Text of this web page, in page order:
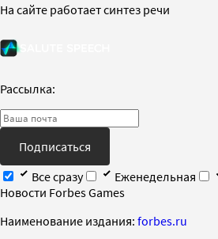
На сайте работает синтез речи
Рассылка:
Подписаться
Все сразу
Еженедельная
Новости Forbes Games
Наименование издания: forbes.ru